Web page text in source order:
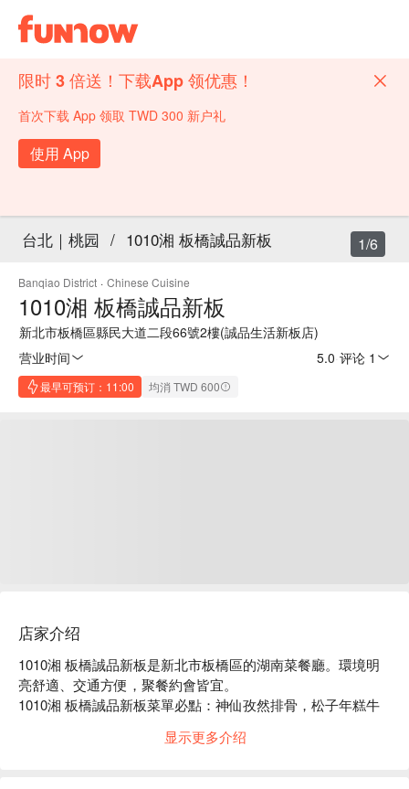
限时 3 倍送！下载App 领优惠！
首次下载 App 领取 TWD 300 新户礼
使用 App
台北｜桃园 / 1010湘 板橋誠品新板
Banqiao District · Chinese Cuisine
1010湘 板橋誠品新板
新北市板橋區縣民大道二段66號2樓(誠品生活新板店)
营业时间
5.0 评论 1
最早可预订：11:00 均消 TWD 600
1/6
店家介绍
1010湘 板橋誠品新板是新北市板橋區的湖南菜餐廳。環境明
亮舒適、交通方便，聚餐約會皆宜。
1010湘 板橋誠品新板菜單必點：神仙孜然排骨，松子年糕牛
1010湘 板橋誠品新板推薦：餐點選擇豐富，價格親民，服務
显示更多介绍